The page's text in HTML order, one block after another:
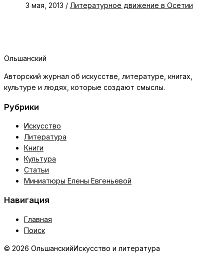
3 мая, 2013 / Литературное движение в Осетии
Ольшанский
Авторский журнал об искусстве, литературе, книгах,
культуре и людях, которые создают смыслы.
Рубрики
Искусство
Литература
Книги
Культура
Статьи
Миниатюры Елены Евгеньевой
Навигация
Главная
Поиск
© 2026 ОльшанскийИскусство и литература